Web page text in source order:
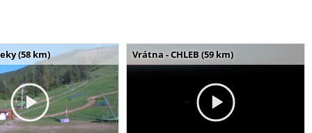
(58 km) Vrátna - CHLEB (59 km)